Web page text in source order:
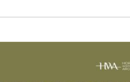
się archeologią XXI w., archeologią (dla)
szczególną pozycję, jaką zajmuje wśród
swoistą jej diagnozą w ostatnich
został także kontekst jej rozwoju i
się przebić wśród "klasycznych" działów